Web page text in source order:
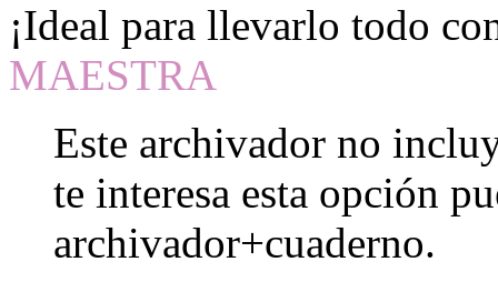
¡Ideal para llevarlo todo
MAESTRA
Este archivador no
te interesa esta opción
archivador+cuaderno.